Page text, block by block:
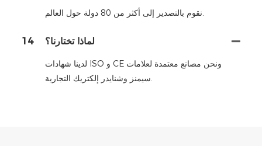
نقوم بالتصدير إلى أكثر من 80 دولة حول العالم.
14 لماذا تختارنا؟
لدينا شهادات ISO و CE ونحن مصانع معتمدة لعلامات
سيمنز وشنايدر إلكتريك التجارية.